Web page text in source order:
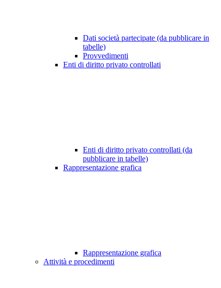
Dati società partecipate (da pubblicare in
tabelle)
Provvedimenti
Enti di diritto privato controllati
Enti di diritto privato controllati (da
pubblicare in tabelle)
Rappresentazione grafica
Rappresentazione grafica
Attività e procedimenti